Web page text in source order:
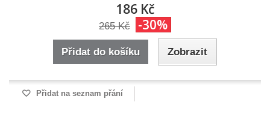
186 Kč
265 Kč -30%
Přidat do košíku Zobrazit
Přidat na seznam přání